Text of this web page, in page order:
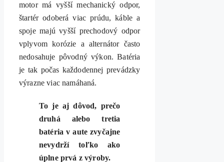
motor má vyšší mechanický odpor,
štartér odoberá viac prúdu, káble a
spoje majú vyšší prechodový odpor
vplyvom korózie a alternátor často
nedosahuje pôvodný výkon. Batéria
je tak počas každodennej prevádzky
výrazne viac namáhaná.
To je aj dôvod, prečo
druhá alebo tretia
batéria v aute zvyčajne
nevydrží toľko ako
úplne prvá z výroby.